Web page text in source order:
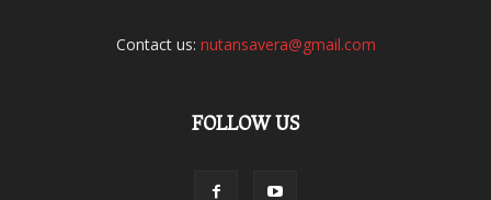
Contact us: nutansavera@gmail.com
FOLLOW US